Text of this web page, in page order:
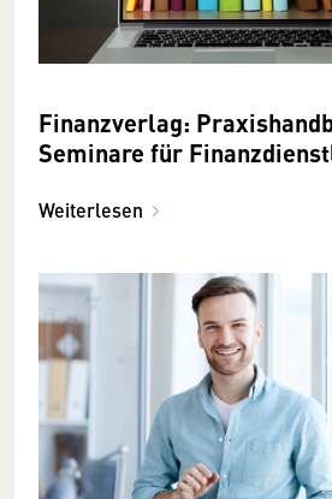
Finanzverlag:
Seminare für
Weiterlesen